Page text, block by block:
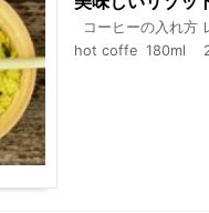
コーヒーの入れ方
hot coffe 180ml